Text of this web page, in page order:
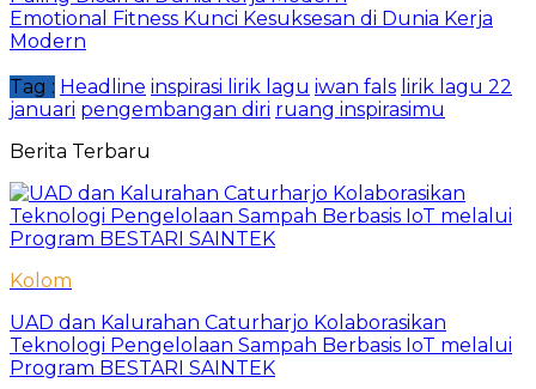
Emotional Fitness Kunci Kesuksesan di Dunia Kerja
Modern
Tag : Headline inspirasi lirik lagu iwan fals lirik lagu 22
januari pengembangan diri ruang inspirasimu
Berita Terbaru
Kolom
UAD dan Kalurahan Caturharjo Kolaborasikan
Teknologi Pengelolaan Sampah Berbasis IoT melalui
Program BESTARI SAINTEK